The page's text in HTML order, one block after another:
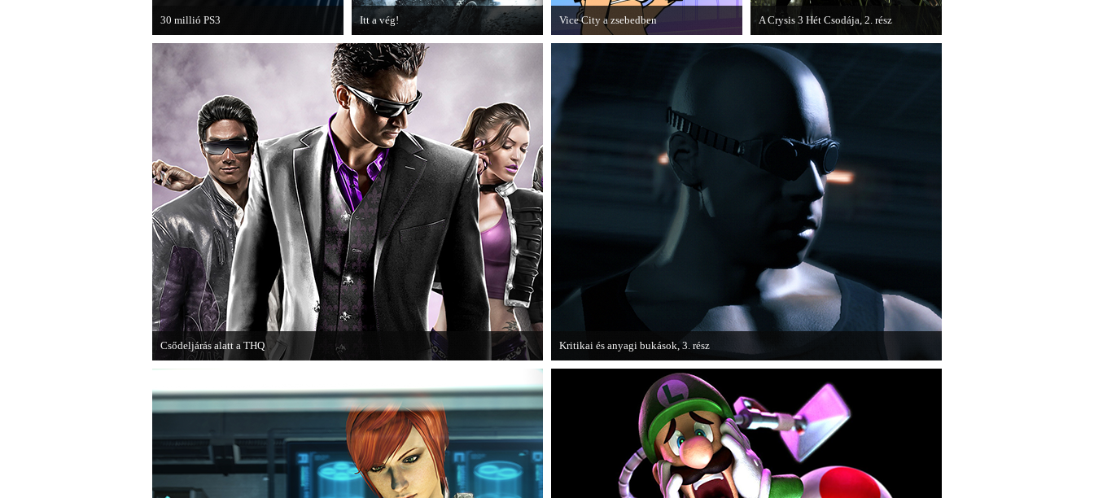
30 millió PS3
A PAL régióban a PS3 átlépte a 30
milliós eladott darabszámot.
Itt a vég!
Hamarosan minden infó kiderül a
Battlefield 3 utolsó, End Game
kiegészítőjéről.
Vice City a zsebedben
Editionről készített tesztet a PC Guru.
A Crysis 3 Hét Csodája, 2. rész
Megjelent a Crysis 3 videosorozat
második része, amely a The Hunt címet
Csődeljárás alatt a THQ Kritikai és anyagi bukások, 3. rész
A PC Guru "Kritikai és anyagi bukások" című cikksorozatának utolsó részét